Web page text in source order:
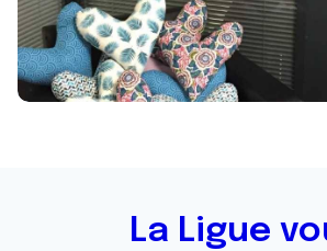
La Ligue